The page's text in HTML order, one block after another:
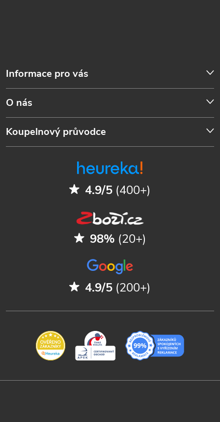
Informace pro vás
O nás
Koupelnový průvodce
4.9/5 (400+)
98% (20+)
4.9/5 (200+)